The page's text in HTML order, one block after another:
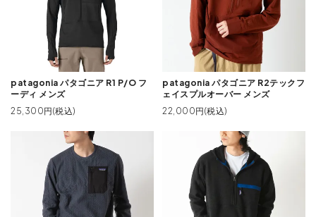
patagonia パタゴニア R1 P/O フ
ーディ メンズ
25,300円(税込)
patagonia パタゴニア R2テックフ
ェイスプルオーバー メンズ
22,000円(税込)